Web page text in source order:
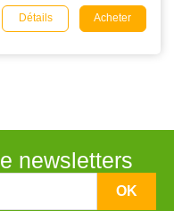
Détails Acheter
newsletters